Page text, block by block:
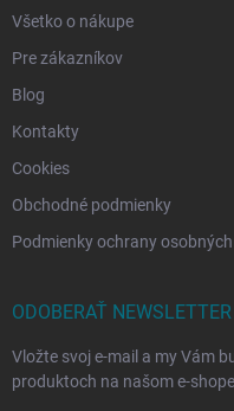
Všetko o nákupe
Pre zákazníkov
Blog
Kontakty
Cookies
Obchodné podmienky
Podmienky ochrany
ODOBERAŤ NEWSLETTER
Vložte svoj e-mail a my Vám
produktoch na našom e-